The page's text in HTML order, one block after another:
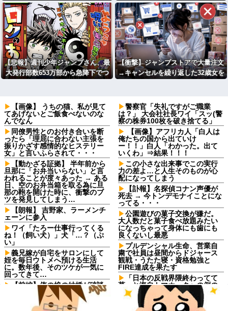
ない・・・
【悲報】週刊少年ジャンプさん、最
大発行部数653万部から急降下でつ
【衝撃】ジャンプストアで大量注文
→キャンセルを繰り返した32歳女を
た」
【画像】 うちの猫、私が見て
てあげないとご飯食べないのな
んでなん
同僚男性とのお付き合いを断
ったら「理屈に合わない主張を
振りかざす感情的なヒステリー
女」と言いふらされて・・・
【動かざる証拠】 半年前から
旦那に「お弁当いらない」と言
われることが度々あった → ある
日、空のお弁当箱を取る為に旦
那の鞄を開けた時に、衝撃のブ
ツを発見してしまう…
【朗報】 吉野家、ラーメンチ
ェーンに参入
ワイ「たろー仕事行ってくる
ね！（飼い犬）」犬「…？（ぷ
い」
義兄嫁が自宅をサロンにして
姪を毎日ウトメへ預ける生活
に。数年後、そのツケが一気に
回ってきて…
【前編】俺の娘の結婚が破談
に。だが彼氏は「2000万の土
地」を購入。こじれた二人は想
像以上の修羅場に
警察官「失礼ですがご職業
は？」 大会社社長ワイ「スッ(警
察の株券100枚を破き捨てる」
【画像】アフリカ人「白人は
俺たちの国から出ていけ
ー！！」白人「わかった。出て
いくわ」⇒結果！！！
この小さな出来事でこの実行
力の差よ…と人生そのものが心
配になってしまう
【訃報】名探偵コナン声優が
死去 → 今トンデモナイことにな
ってる・・・
公園遊びの菓子交換が嫌だ。
大人数だと菓子食べ放題みたい
になっちゃって身体にも歯にも
良くないし最悪
プルデンシャル生命、営業自
粛で社員は昼間からドジャース
観戦・うたた寝・資格勉強と
FIRE達成を果たす
「日本の反戦界隈終わってて
草」と海自トマホークへの例の
界隈の反応が話題に、今になっ
て存在に気付いてしまった結
果……